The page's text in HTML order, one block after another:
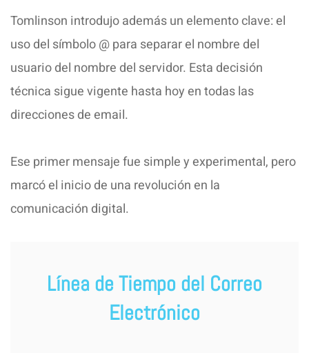
Tomlinson introdujo además un elemento clave: el
uso del símbolo @ para separar el nombre del
usuario del nombre del servidor. Esta decisión
técnica sigue vigente hasta hoy en todas las
direcciones de email.
Ese primer mensaje fue simple y experimental, pero
marcó el inicio de una revolución en la
comunicación digital.
Línea de Tiempo del Correo
Electrónico